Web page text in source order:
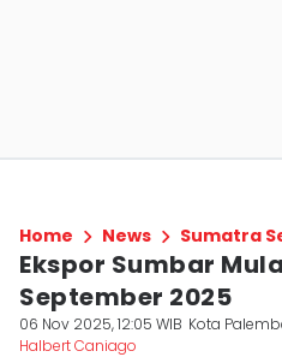
Home News Sumatra
Ekspor Sumbar
September 2025
06 Nov 2025, 12:05 WIB Kota
Halbert Caniago